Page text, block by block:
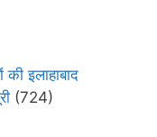
की इलाहाबाद
(724)